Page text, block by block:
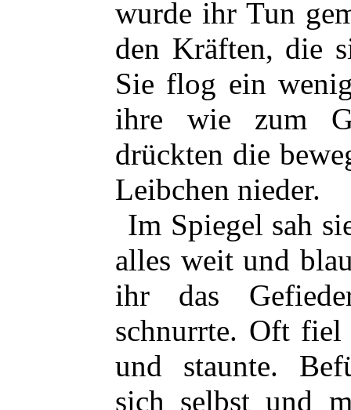
wurde ihr Tun
den Kräften, die
Sie flog ein
ihre wie zum
drückten die
Leibchen nieder.
Im Spiegel sah
alles weit und
ihr das
schnurrte. Oft
und staunte.
sich selbst und